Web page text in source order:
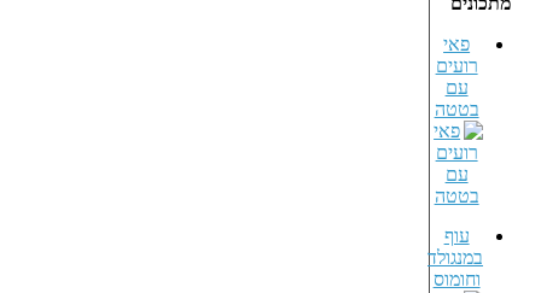
פאי
רועים
עם
בטטה
עוף
במנגולד
וחומוס